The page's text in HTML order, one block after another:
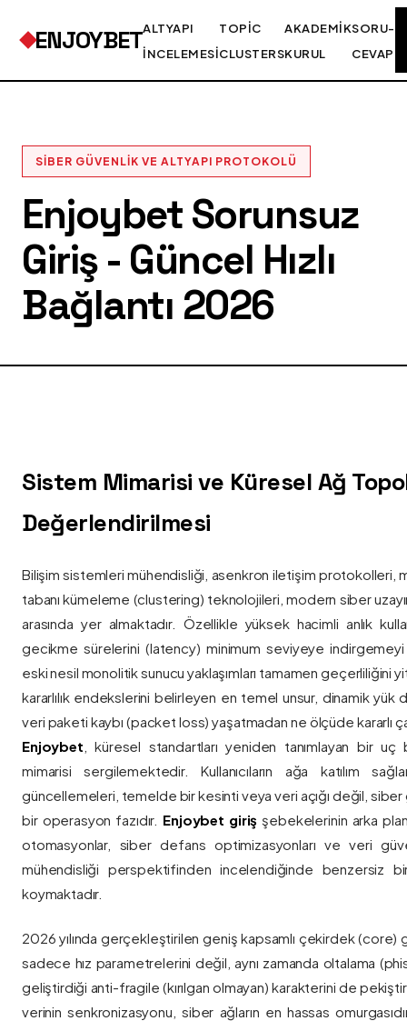
ENJOYBETALTYAPI
İNCELEMESI
TOPIC
CLUSTERS
AKADEMIK
KURUL
SORU-
CEVAP
SIBER GÜVENLIK VE ALTYAPI PROTOKOLÜ
Enjoybet Sorunsuz
Giriş - Güncel Hızlı
Bağlantı 2026
Sistem Mimarisi ve Küresel Ağ
Değerlendirilmesi
Bilişim sistemleri mühendisliği, asenkron iletişim protokolleri,
tabanı kümeleme (clustering) teknolojileri, modern siber
arasında yer almaktadır. Özellikle yüksek hacimli anlık
gecikme sürelerini (latency) minimum seviyeye
eski nesil monolitik sunucu yaklaşımları tamamen geçerliliğini
kararlılık endekslerini belirleyen en temel unsur, dinamik yük
veri paketi kaybı (packet loss) yaşatmadan ne ölçüde kararlı
Enjoybet , küresel standartları yeniden tanımlayan bir
mimarisi sergilemektedir. Kullanıcıların ağa katılım
güncellemeleri, temelde bir kesinti veya veri açığı değil, siber
bir operasyon fazıdır. Enjoybet giriş şebekelerinin arka
otomasyonlar, siber defans optimizasyonları ve veri
mühendisliği perspektifinden incelendiğinde benzersiz
koymaktadır.
2026 yılında gerçekleştirilen geniş kapsamlı çekirdek
sadece hız parametrelerini değil, aynı zamanda oltalama
geliştirdiği anti-fragile (kırılgan olmayan) karakterini de
verinin senkronizasyonu, siber ağların en hassas